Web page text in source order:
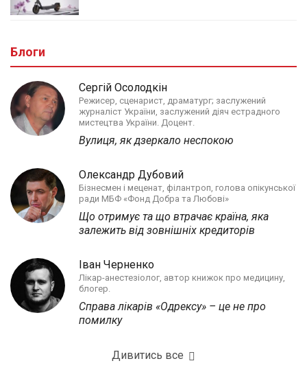
Блоги
Сергій Осолодкін
Режисер, сценарист, драматург; заслужений
журналіст України, заслужений діяч естрадного
мистецтва України. Доцент.
Вулиця, як дзеркало неспокою
Олександр Дубовий
Бізнесмен і меценат, філантроп, голова опікунської
ради МБФ «Фонд Добра та Любові»
Що отримує та що втрачає країна, яка
залежить від зовнішніх кредиторів
Іван Черненко
Лікар-анестезіолог, автор книжок про медицину,
блогер.
Справа лікарів «Одрексу» – це не про
помилку
Дивитись все